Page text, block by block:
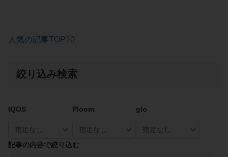
人気の記事TOP10
絞り込み検索
IQOS Ploom glo
記事の内容で絞り込む